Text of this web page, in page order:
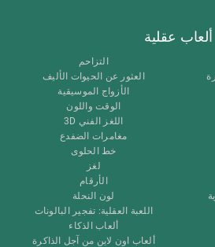
ألعاب عقلية
التزاحم
العثور عن الحيوات الأليف
الأزواج الموسيقية
الوقت واللون
اللغز الفني 3D
مغامرات الضفدع
خط الحلوى
لغز
الأرقام
لون النحلة
اللعبة العقلية: تفجير البالونات
ألعاب الذكاء
ألعاب اون لاين من آجل الذاكرة